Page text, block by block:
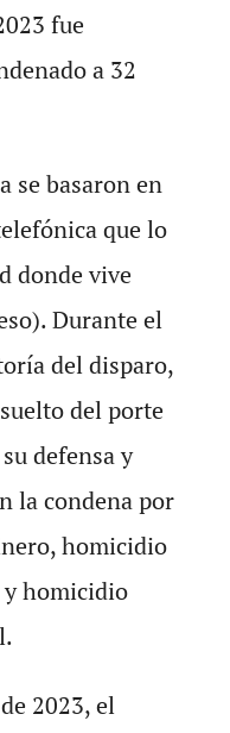
fue
a 32
se basaron en
que lo
donde vive
Durante el
del disparo,
del porte
defensa y
la condena por
homicidio
homicidio
2023, el